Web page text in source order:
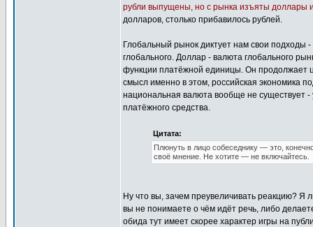
рубли выпущены, но с рынка изъяты доллары
долларов, столько прибавилось рублей.
Глобальный рынок диктует нам свои подходы
глобального. Доллар - валюта глобального
функции платёжной единицы. Он продолжает
смысл именно в этом, российская экономика
национальная валюта вообще не существует -
платёжного средства.
Цитата:
Плюнуть в лицо собеседнику — это,
своё мнение. Не хотите — не включайтесь.
Ну что вы, зачем преувеличивать реакцию? Я
вы не понимаете о чём идёт речь, либо
обида тут имеет скорее характер игры на